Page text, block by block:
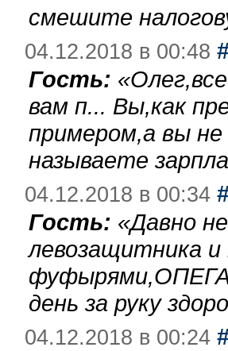
смешите
04.12.2018 в 00:48
Гость: «
вам п... Вы,как
примером,а вы
называете
04.12.2018 в 00:34
Гость: «Давно
левозащитника
день за руку
04.12.2018 в 00:24